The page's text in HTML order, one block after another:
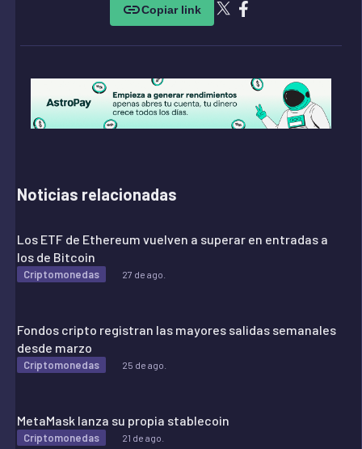
Copiar link
Noticias relacionadas
Los ETF de Ethereum vuelven a superar en entradas a
los de Bitcoin
Criptomonedas 27 de ago.
Fondos cripto registran las mayores salidas semanales
desde marzo
Criptomonedas 25 de ago.
MetaMask lanza su propia stablecoin
Criptomonedas 21 de ago.